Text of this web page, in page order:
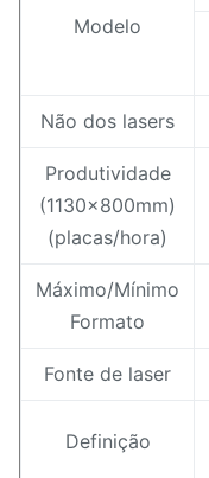
Modelo
Não dos lasers
Produtividade
(1130x800mm)
(placas/hora)
Máximo/Mínimo
Formato
Fonte de laser
Definição